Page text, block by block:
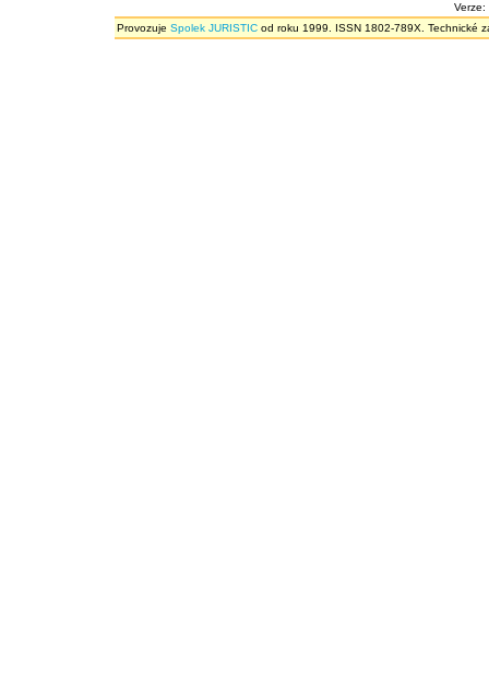
Verze:
Provozuje Spolek JURISTIC od roku 1999. ISSN 1802-789X. Technické